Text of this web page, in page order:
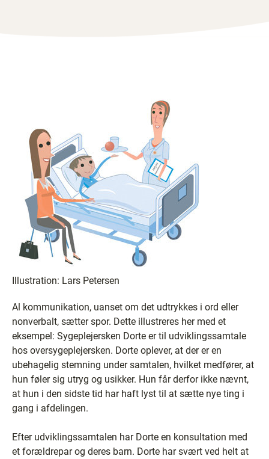
Illustration: Lars Petersen
Al kommunikation, uanset om det udtrykkes i ord eller
nonverbalt, sætter spor. Dette illustreres her med et
eksempel: Sygeplejersken Dorte er til udviklingssamtale
hos oversygeplejersken. Dorte oplever, at der er en
ubehagelig stemning under samtalen, hvilket medfører, at
hun føler sig utryg og usikker. Hun får derfor ikke nævnt,
at hun i den sidste tid har haft lyst til at sætte nye ting i
gang i afdelingen.
Efter udviklingssamtalen har Dorte en konsultation med
et forældrepar og deres barn. Dorte har svært ved helt at